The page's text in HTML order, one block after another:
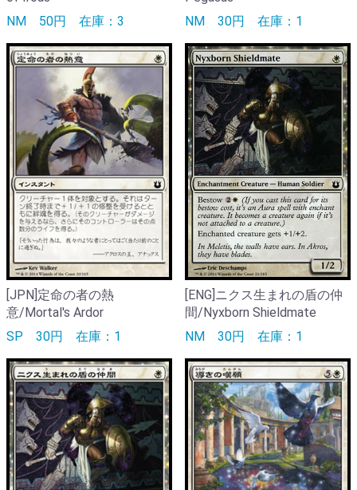
NM 50円 在庫：3
NM 30円 在庫：1
[JPN]定命の者の熱
意/Mortal's Ardor
SP 30円 在庫：1
[ENG]ニクス生まれの盾の仲
間/Nyxborn Shieldmate
NM 30円 在庫：1